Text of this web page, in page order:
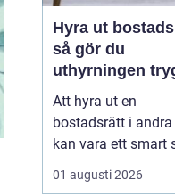
Hyra ut
så gör du
uthyrningen
laglig och
Att hyra ut en
bostadsrätt i andra
kan vara ett smart
att täcka kostnader
behålla boendet
01 augusti 2026